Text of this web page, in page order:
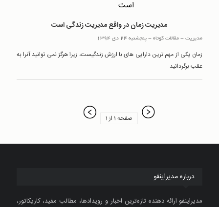
مدیریت زمان در واقع مدیریت زندگی است
مدیریت-مقالات کوتاه-پنجشنبه 24 دی 1394
زمان یکی از مهم ترین دارایی های با ارزش زندگیست، زیرا هرگز نمی توانید آنرا به
عقب برگردانید
صفحه 1 از 1
درباره مدیراینفو
مدیراینفو ارائه دهنده تازه‌ترین اخبار و رویدادها، مطالب مفید، کاریکاتور،